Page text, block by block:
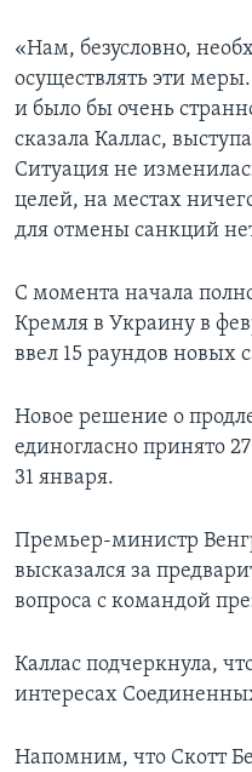
«Нам, безусловно,
осуществлять эти
и было бы очень
сказала Каллас,
Ситуация не
целей, на местах
для отмены санкций
C момента начала
Кремля в Украину в
ввел 15 раундов новых
Новое решение о
единогласно принято
31 января.
Премьер-министр
высказался за
вопроса с командой
Каллас подчеркнула,
интересах
Напомним, что Скотт